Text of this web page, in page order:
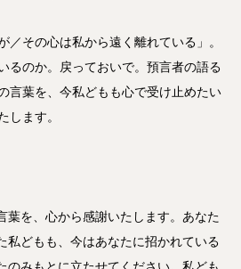
／その心は私から遠く離れている」。
るのか。戻っておいで。預言者の語る
言葉を、今私どもも心で受け止めたい
します。
葉を、心から感謝いたします。あなた
私どもも、今はあなたに招かれている